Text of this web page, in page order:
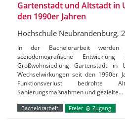
Gartenstadt und Altstadt in
den 1990er Jahren
Hochschule Neubrandenburg,
In der Bachelorarbeit werden
soziodemografische
Großwohnsiedlung Gartenstadt in
Wechselwirkungen seit den 1990er
Funktionsverlust bedrohte
Sanierungsmaßnahmen und gezielte…
Bachelorarbeit Freier Zugang